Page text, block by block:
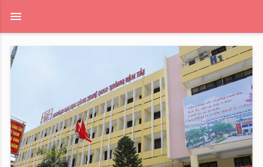
menu